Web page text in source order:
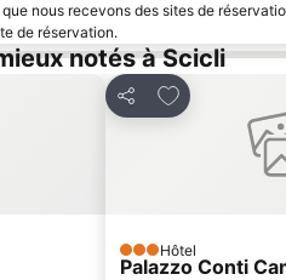
nous recevons des sites de
de réservation.
notés à Scicli
Partager
Ajouter à mes
3 Étoiles
Hôtel
Palazzo Conti